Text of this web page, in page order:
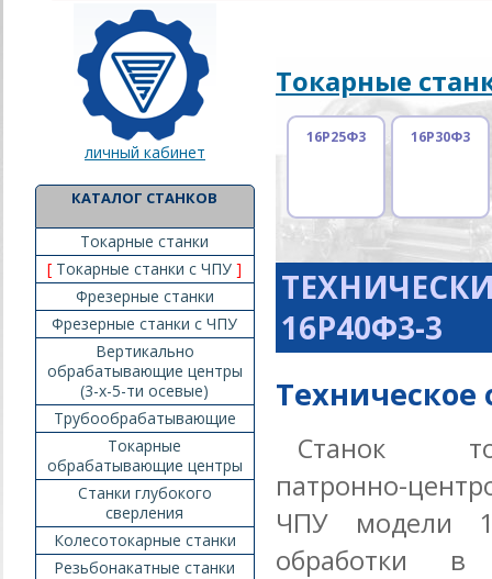
личный кабинет
КАТАЛОГ СТАНКОВ
Токарные станки
[ Токарные станки с ЧПУ]
Фрезерные станки
Фрезерные станки с ЧПУ
Вертикально
обрабатывающие центры
(3-х-5-ти осевые)
Трубообрабатывающие
Токарные
обрабатывающие центры
Станки глубокого
сверления
Колесотокарные станки
Резьбонакатные станки
Токарные
16Р25Ф3 16Р30Ф3
16Р40Ф3-3
Техническое
Станок
патронно-
ЧПУ модели
обработки